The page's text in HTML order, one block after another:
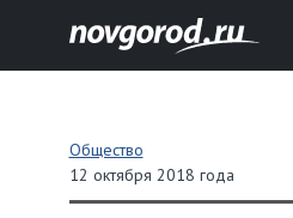
Общество
12 октября 2018 года